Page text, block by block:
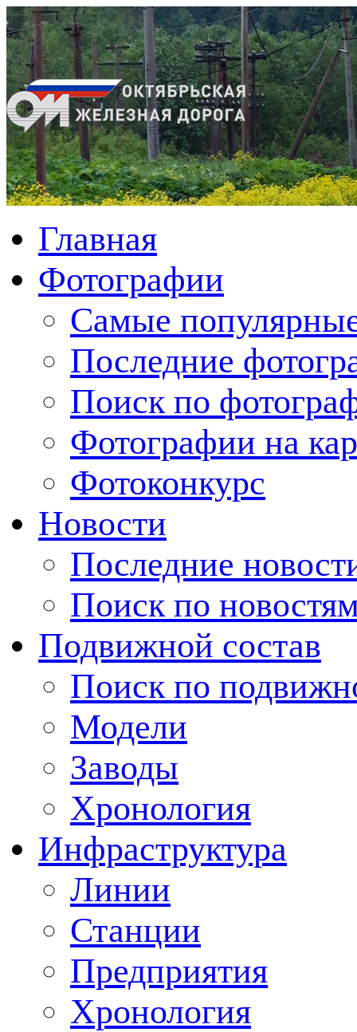
Главная
Фотографии
Cамые
Последние
Поиск по
Фотографии на
Фотоконкурс
Новости
Последние
Поиск по
Подвижной состав
Поиск по
Модели
Заводы
Хронология
Инфраструктура
Линии
Станции
Предприятия
Хронология